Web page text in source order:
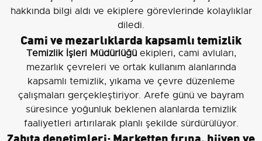
hakkında bilgi aldı ve ekiplere görevlerinde kolaylıklar
diledi.
Cami ve mezarlıklarda kapsamlı temizlik
Temizlik İşleri Müdürlüğüekipleri, cami avluları,
mezarlık çevreleri ve ortak kullanım alanlarında
kapsamlı temizlik, yıkama ve çevre düzenleme
çalışmaları gerçekleştiriyor. Arefe günü ve bayram
süresince yoğunluk beklenen alanlarda temizlik
faaliyetleri artırılarak planlı şekilde sürdürülüyor.
Zabıta denetimleri: Marketten fırına, hijyen ve